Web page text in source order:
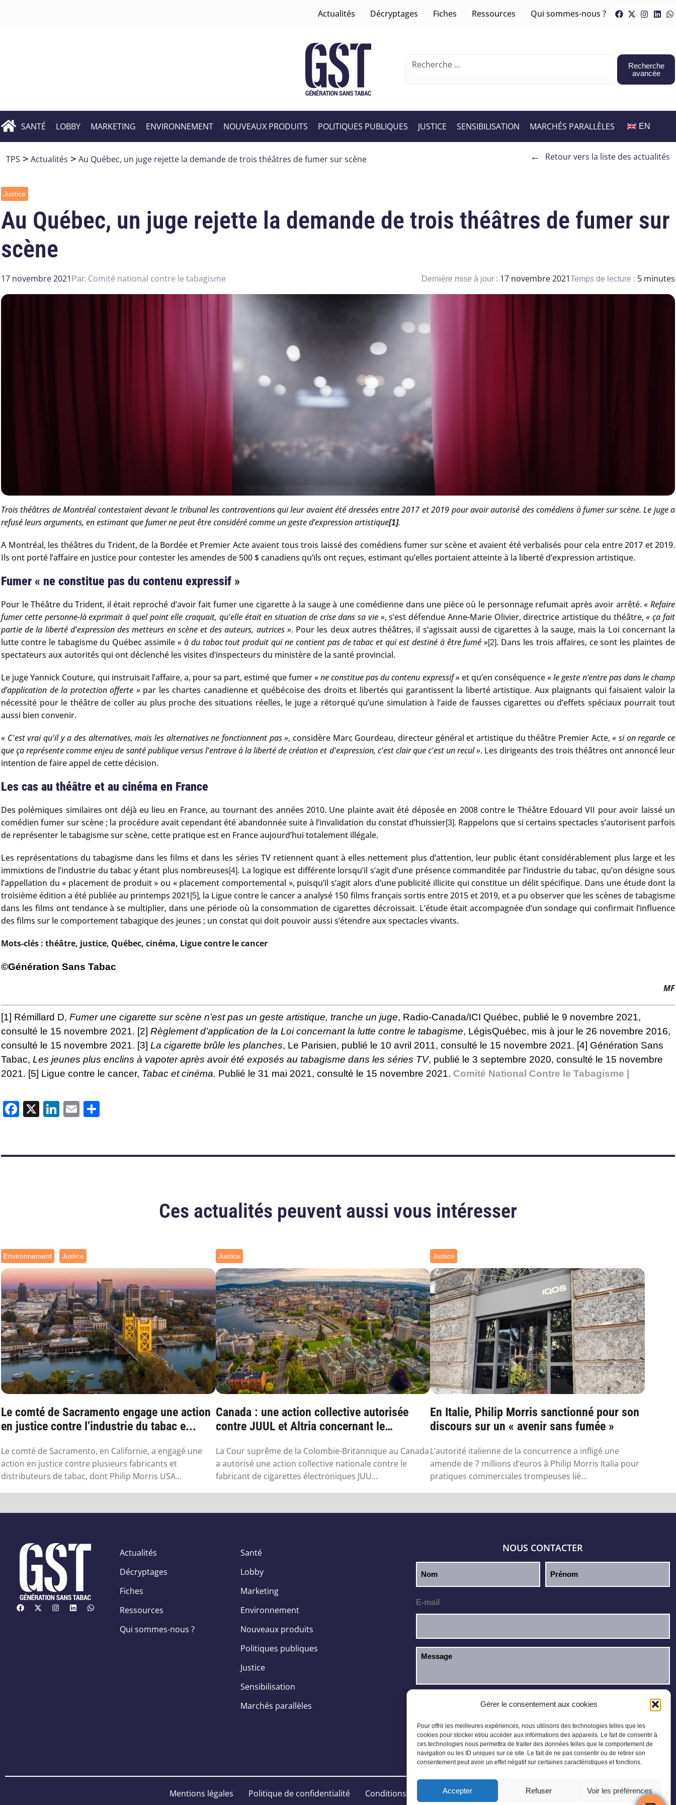
Gérer le consentement aux cookies
Pour offrir les meilleures expériences, nous utilisons des technologies telles que les
cookies pour stocker et/ou accéder aux informations des appareils. Le fait de consentir à
ces technologies nous permettra de traiter des données telles que le comportement de
navigation ou les ID uniques sur ce site. Le fait de ne pas consentir ou de retirer son
consentement peut avoir un effet négatif sur certaines caractéristiques et fonctions.
Accepter Refuser Voir les préférences
Actualités Décryptages Fiches Ressources Qui sommes-nous ?
Recherche
avancée
SANTÉ LOBBY MARKETING ENVIRONNEMENT NOUVEAUX PRODUITS POLITIQUES PUBLIQUES JUSTICE SENSIBILISATION MARCHÉS PARALLÈLES EN
TPS > Actualités > Au Québec, un juge rejette la demande de trois théâtres de fumer sur scène ← Retour vers la liste des actualités
Justice
Au Québec, un juge rejette la demande de trois théâtres de fumer sur
scène
17 novembre 2021 Par: Comité national contre le tabagisme Dernière mise à jour : 17 novembre 2021Temps de lecture : 5 minutes
Trois théâtres de Montréal contestaient devant le tribunal les contraventions qui leur avaient été dressées entre 2017 et 2019 pour avoir autorisé des comédiens à fumer sur scène. Le juge a
refusé leurs arguments, en estimant que fumer ne peut être considéré comme un geste d’expression artistique[1].
A Montréal, les théâtres du Trident, de la Bordée et Premier Acte avaient tous trois laissé des comédiens fumer sur scène et avaient été verbalisés pour cela entre 2017 et 2019.
Ils ont porté l’affaire en justice pour contester les amendes de 500 $ canadiens qu’ils ont reçues, estimant qu’elles portaient atteinte à la liberté d’expression artistique.
Fumer « ne constitue pas du contenu expressif »
Pour le Théâtre du Trident, il était reproché d’avoir fait fumer une cigarette à la sauge à une comédienne dans une pièce où le personnage refumait après avoir arrêté.« Refaire
fumer cette personne-là exprimait à quel point elle craquait, qu'elle était en situation de crise dans sa vie », s’est défendue Anne-Marie Olivier, directrice artistique du théâtre,« ça fait
partie de la liberté d'expression des metteurs en scène et des auteurs, autrices ». Pour les deux autres théâtres, il s’agissait aussi de cigarettes à la sauge, mais la Loi concernant la
lutte contre le tabagisme du Québec assimile « à du tabac tout produit qui ne contient pas de tabac et qui est destiné à être fumé »[2]. Dans les trois affaires, ce sont les plaintes de
spectateurs aux autorités qui ont déclenché les visites d’inspecteurs du ministère de la santé provincial.
Le juge Yannick Couture, qui instruisait l’affaire, a, pour sa part, estimé que fumer« ne constitue pas du contenu expressif »et qu’en conséquence« le geste n’entre pas dans le champ
d’application de la protection offerte »par les chartes canadienne et québécoise des droits et libertés qui garantissent la liberté artistique. Aux plaignants qui faisaient valoir la
nécessité pour le théâtre de coller au plus proche des situations réelles, le juge a rétorqué qu’une simulation à l’aide de fausses cigarettes ou d’effets spéciaux pourrait tout
aussi bien convenir.
« C'est vrai qu'il y a des alternatives, mais les alternatives ne fonctionnent pas », considère Marc Gourdeau, directeur général et artistique du théâtre Premier Acte,« si on regarde ce
que ça représente comme enjeu de santé publique versus l'entrave à la liberté de création et d'expression, c'est clair que c'est un recul ». Les dirigeants des trois théâtres ont annoncé leur
intention de faire appel de cette décision.
Les cas au théâtre et au cinéma en France
Des polémiques similaires ont déjà eu lieu en France, au tournant des années 2010. Une plainte avait été déposée en 2008 contre le Théâtre Edouard VII pour avoir laissé un
comédien fumer sur scène ; la procédure avait cependant été abandonnée suite à l’invalidation du constat d’huissier[3]. Rappelons que si certains spectacles s’autorisent parfois
de représenter le tabagisme sur scène, cette pratique est en France aujourd’hui totalement illégale.
Les représentations du tabagisme dans les films et dans les séries TV retiennent quant à elles nettement plus d’attention, leur public étant considérablement plus large et les
immixtions de l’industrie du tabac y étant plus nombreuses[4]. La logique est différente lorsqu’il s’agit d’une présence commanditée par l’industrie du tabac, qu’on désigne sous
l’appellation du « placement de produit » ou « placement comportemental », puisqu’il s’agit alors d’une publicité illicite qui constitue un délit spécifique. Dans une étude dont la
troisième édition a été publiée au printemps 2021 [5], la Ligue contre le cancer a analysé 150 films français sortis entre 2015 et 2019, et a pu observer que les scènes de tabagisme
dans les films ont tendance à se multiplier, dans une période où la consommation de cigarettes décroissait. L’étude était accompagnée d’un sondage qui confirmait l’influence
des films sur le comportement tabagique des jeunes ; un constat qui doit pouvoir aussi s’étendre aux spectacles vivants.
Mots-clés : théâtre, justice, Québec, cinéma, Ligue contre le cancer
©Génération Sans Tabac
MF
[1] Rémillard D, Fumer une cigarette sur scène n’est pas un geste artistique, tranche un juge, Radio-Canada/ICI Québec, publié le 9 novembre 2021,
consulté le 15 novembre 2021. [2] Règlement d’application de la Loi concernant la lutte contre le tabagisme, LégisQuébec, mis à jour le 26 novembre 2016,
consulté le 15 novembre 2021. [3] La cigarette brûle les planches, Le Parisien, publié le 10 avril 2011, consulté le 15 novembre 2021. [4] Génération Sans
Tabac, Les jeunes plus enclins à vapoter après avoir été exposés au tabagisme dans les séries TV, publié le 3 septembre 2020, consulté le 15 novembre
2021. [5] Ligue contre le cancer, Tabac et cinéma. Publié le 31 mai 2021, consulté le 15 novembre 2021. Comité National Contre le Tabagisme |
Facebook
X LinkedIn
Email
Ces actualités peuvent aussi vous intéresser
Environnement Justice
Le comté de Sacramento engage une action
en justice contre l’industrie du tabac e...
Le comté de Sacramento, en Californie, a engagé une
action en justice contre plusieurs fabricants et
distributeurs de tabac, dont Philip Morris USA...
Justice
Canada : une action collective autorisée
contre JUUL et Altria concernant le
La Cour suprême de la Colombie-Britannique au Canada
a autorisé une action collective nationale contre le
fabricant de cigarettes électroniques JUU...
Justice
En Italie, Philip Morris sanctionné pour son
discours sur un « avenir sans fumée »
L’autorité italienne de la concurrence a infligé une
amende de 7 millions d’euros à Philip Morris Italia pour
pratiques commerciales trompeuses lié...
Actualités
Décryptages
Fiches
Ressources
Qui sommes-nous ?
Santé
Lobby
Marketing
Environnement
Nouveaux produits
Politiques publiques
Justice
Sensibilisation
Marchés parallèles
NOUS CONTACTER
E-mail
J’ai lu et j’accepte lapolitique de confidentialité
Mentions légales Politique de confidentialité Conditions Générales Plan du site